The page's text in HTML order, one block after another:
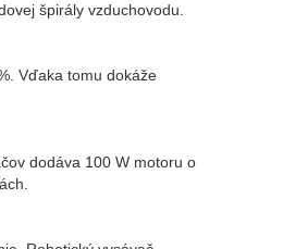
špirály vzduchovodu.
Vďaka tomu dokáže
dodáva 100 W motoru o